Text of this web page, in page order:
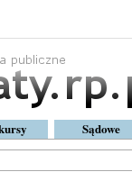
Sądowe